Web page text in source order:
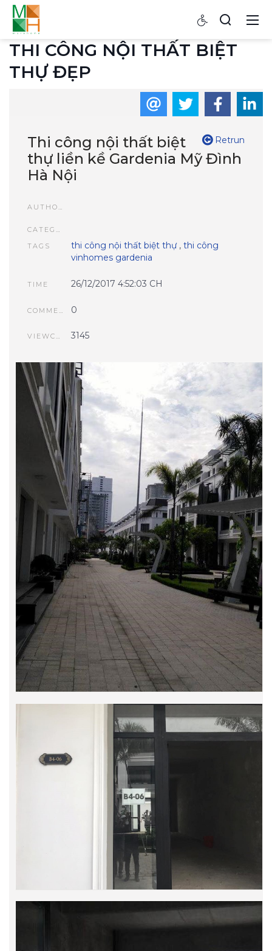
THI CÔNG NỘI THẤT BIỆT
THỰ ĐẸP
Retrun
Thi công nội thất biệt
thự liền kề Gardenia Mỹ Đình
Hà Nội
TAGS
thi công nội thất biệt thự, thi công
vinhomes gardenia
TIME 26/12/2017 4:52:03 CH
0
VIEWCOUNT 3145